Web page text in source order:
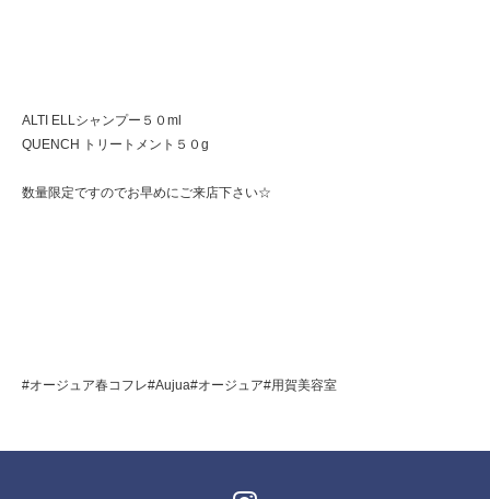
ALTI ELLシャンプー５０ml
QUENCH トリートメント５０g
数量限定ですのでお早めにご来店下さい☆
#オージュア春コフレ#Aujua#オージュア#用賀美容室